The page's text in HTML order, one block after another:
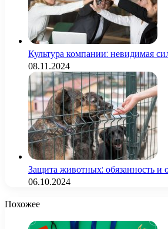
Культура компании: невидимая
08.11.2024
Защита животных: обязанность и
06.10.2024
Похожее